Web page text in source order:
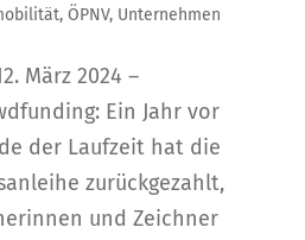
, ÖPNV, Unternehmen
März 2024 –
Ein Jahr vor
der Laufzeit hat die
zurückgezahlt,
und Zeichner